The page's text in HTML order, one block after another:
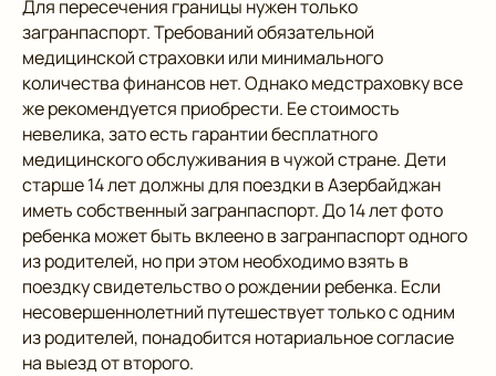
Для пересечения границы нужен только
загранпаспорт. Требований обязательной
медицинской страховки или минимального
количества финансов нет. Однако медстраховку все
же рекомендуется приобрести. Ее стоимость
невелика, зато есть гарантии бесплатного
медицинского обслуживания в чужой стране. Дети
старше 14 лет должны для поездки в Азербайджан
иметь собственный загранпаспорт. До 14 лет фото
ребенка может быть вклеено в загранпаспорт одного
из родителей, но при этом необходимо взять в
поездку свидетельство о рождении ребенка. Если
несовершеннолетний путешествует только с одним
из родителей, понадобится нотариальное согласие
на выезд от второго.